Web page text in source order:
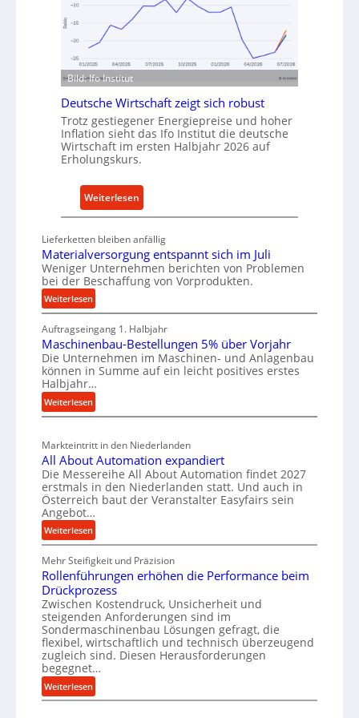
n
u
s
t
r
i
e
E
r
s
a
t
z
t
l
e
n
d
ü
r
n
a
c
a
l
i
g
e
W
r
k
z
e
a
u
p
r
e
s
s
Bild: Ifo Institut
Deutsche Wirtschaft zeigt sich robust
Trotz gestiegener Energiepreise und hoher
Inflation sieht das Ifo Institut die deutsche
Wirtschaft im ersten Halbjahr 2026 auf
Erholungskurs.
Weiterlesen:
D
u
t
s
h
e
W
s
h
a
f
t
i
g
t
s
i
c
h
b
Lieferketten bleiben anfällig
Materialversorgung entspannt sich im Juli
Weniger Unternehmen berichten von Problemen
bei der Beschaffung von Vorprodukten.
Weiterlesen:
M
a
t
e
r
i
a
l
e
r
s
o
g
u
n
g
e
n
t
s
p
a
n
n
Auftragseingang 1. Halbjahr
Maschinenbau-Bestellungen 5% über Vorjahr
Die Unternehmen im Maschinen- und Anlagenbau
können in Summe auf ein leicht positives erstes
Halbjahr…
Weiterlesen:
M
s
c
h
i
n
e
n
a
u
B
e
s
t
e
l
Markteintritt in den Niederlanden
All About Automation expandiert
Die Messereihe All About Automation findet 2027
erstmals in den Niederlanden statt. Und auch in
Österreich baut der Veranstalter Easyfairs sein
Angebot…
Weiterlesen:
A
l
l
A
b
o
u
t
A
u
t
Mehr Steifigkeit und Präzision
Rollenführungen erhöhen die Performance beim
Drückprozess
Zwischen Kostendruck, Unsicherheit und
steigenden Anforderungen sind im
Sondermaschinenbau Lösungen gefragt, die
flexibel, wirtschaftlich und technisch überzeugend
zugleich sind. Diesen Herausforderungen
begegnet…
Weiterlesen:
R